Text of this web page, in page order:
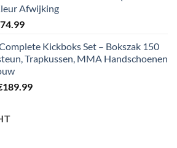
€49.99.
Afwijking
74.99Prijsklasse:
tot
€74.99
Kickboks Set – Bokszak 150
Trapkussen, MMA Handschoenen
189.99Huidige